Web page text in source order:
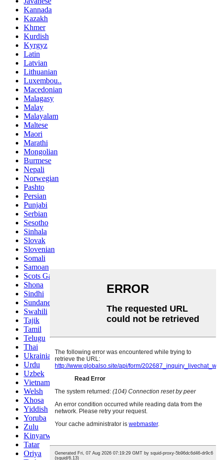
Kannada
Kazakh
Khmer
Kurdish
Kyrgyz
Latin
Latvian
Lithuanian
Luxembou..
Macedonian
Malagasy
Malay
Malayalam
Maltese
Maori
Marathi
Mongolian
Burmese
Nepali
Norwegian
Pashto
Persian
Punjabi
Serbian
Sesotho
Sinhala
Slovak
Slovenian
Somali
Samoan
Scots Gaelic
Shona
Sindhi
Sundanese
Swahili
Tajik
Tamil
Telugu
Thai
Ukrainian
Urdu
Uzbek
Vietnamese
Welsh
Xhosa
Yiddish
Yoruba
Zulu
Kinyarwanda
Tatar
Oriya